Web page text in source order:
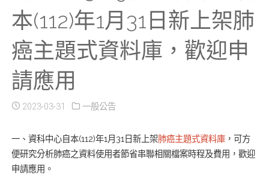
本(112)年1月31日新上架肺
癌主題式資料庫，歡迎申
請應用
2023-03-31 一般公告
一、資科中心自本(112)年1月31日新上架肺癌主題式資料庫，可方
便研究分析肺癌之資料使用者節省串聯相關檔案時程及費用，歡迎
申請應用。